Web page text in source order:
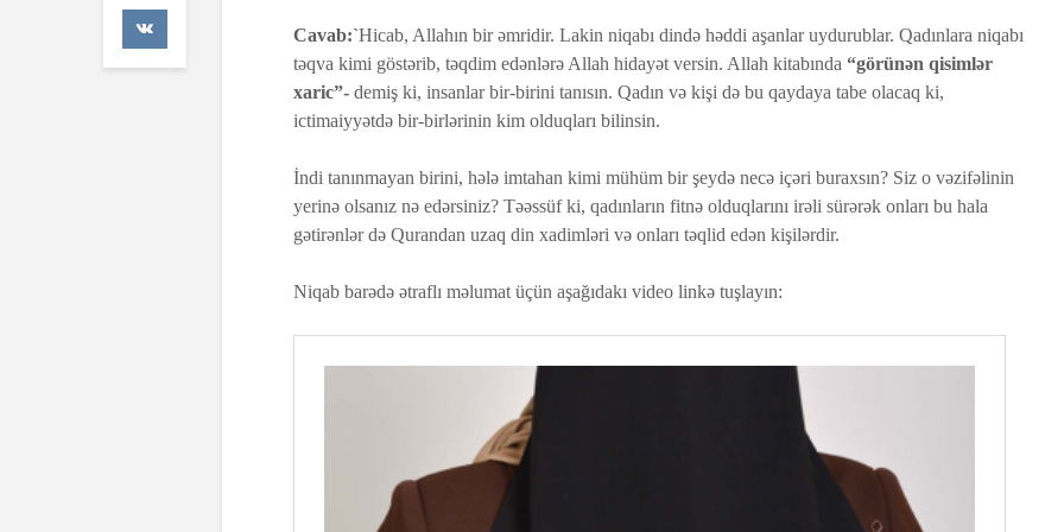
Cavab:`Hicab, Allahın bir əmridir. Lakin niqabı dində həddi aşanlar uydurublar. Qadınlara niqabı
təqva kimi göstərib, təqdim edənlərə Allah hidayət versin. Allah kitabında “görünən qisimlər
xaric”- demiş ki, insanlar bir-birini tanısın. Qadın və kişi də bu qaydaya tabe olacaq ki,
ictimaiyyətdə bir-birlərinin kim olduqları bilinsin.
İndi tanınmayan birini, hələ imtahan kimi mühüm bir şeydə necə içəri buraxsın? Siz o vəzifəlinin
yerinə olsanız nə edərsiniz? Təəssüf ki, qadınların fitnə olduqlarını irəli sürərək onları bu hala
gətirənlər də Qurandan uzaq din xadimləri və onları təqlid edən kişilərdir.
Niqab barədə ətraflı məlumat üçün aşağıdakı video linkə tuşlayın:
Faiz nədir?
7 İyul 2026 52 Baxış
26 İyun 2026
48 Baxış
Səcdə surəsi
12 İyun 2026
81 Baxış
pay almaq faiz
olmazmı?
5 İyun 2026